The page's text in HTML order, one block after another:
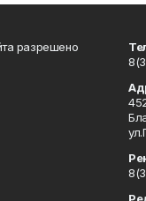
разрешено